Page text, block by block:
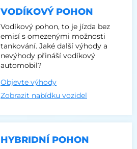
VODÍKOVÝ POHON
Vodíkový pohon, to je jízda bez
emisí s omezenými možnosti
tankování. Jaké další výhody a
nevýhody přináší vodíkový
automobil?
Objevte výhody
Zobrazit nabídku vozidel
HYBRIDNÍ POHON